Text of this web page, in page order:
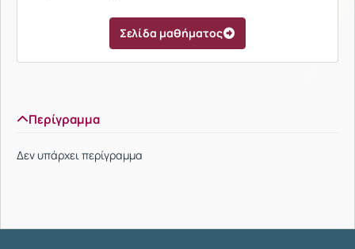
Σελίδα μαθήματος
Περίγραμμα
Δεν υπάρχει περίγραμμα